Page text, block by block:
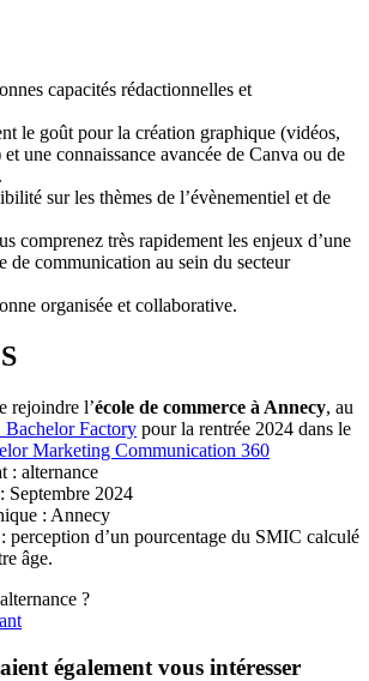
capacités rédactionnelles et
le goût pour la création graphique (vidéos,
une connaissance avancée de Canva ou de
sur les thèmes de l’évènementiel et de
comprenez très rapidement les enjeux d’une
de communication au sein du secteur
organisée et collaborative.
rejoindre l’école de commerce à Annecy, au
Factory pour la rentrée 2024 dans le
Marketing Communication 360
: alternance
Septembre 2024
: Annecy
perception d’un pourcentage du SMIC calculé
âge.
?
également vous intéresser